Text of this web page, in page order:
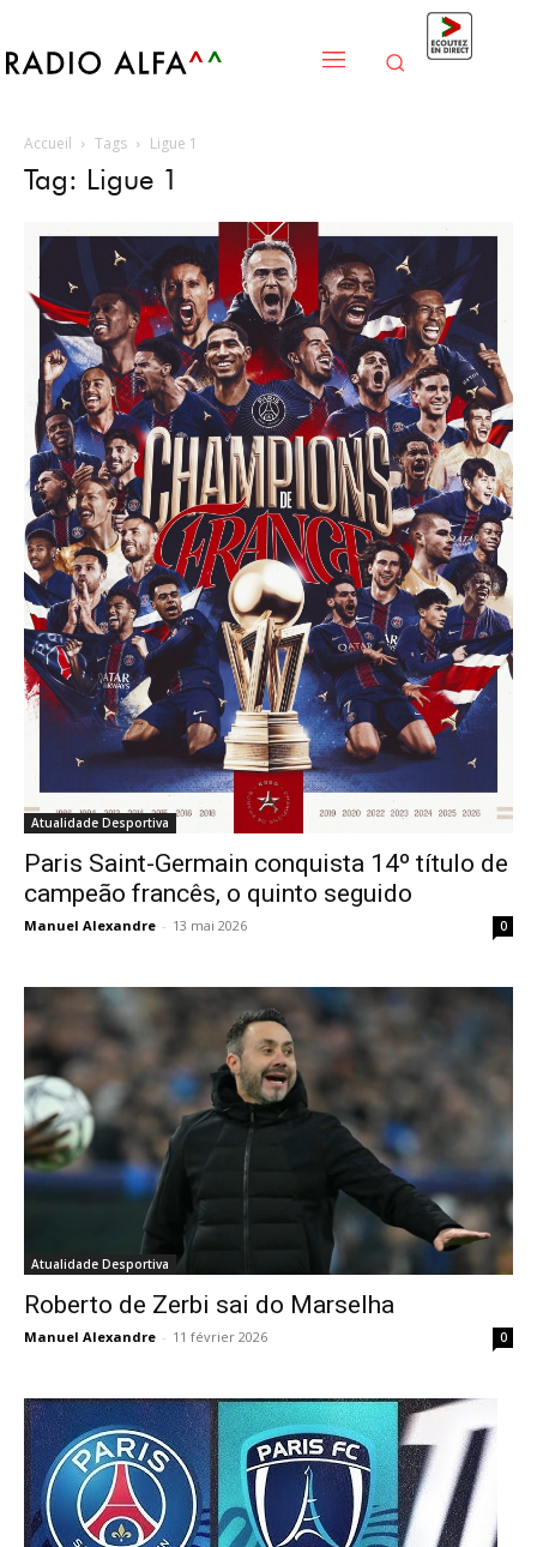
Accueil Tags Ligue 1
Tag: Ligue 1
Atualidade Desportiva
Paris Saint-Germain conquista 14º título de
campeão francês, o quinto seguido
Manuel Alexandre - 13 mai 2026 0
Atualidade Desportiva
Roberto de Zerbi sai do Marselha
Manuel Alexandre - 11 février 2026 0